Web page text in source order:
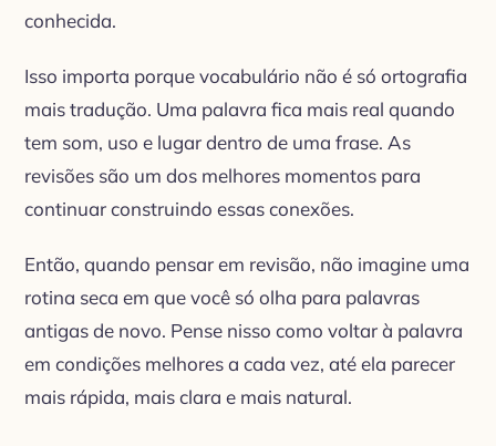
conhecida.
Isso importa porque vocabulário não é só ortografia
mais tradução. Uma palavra fica mais real quando
tem som, uso e lugar dentro de uma frase. As
revisões são um dos melhores momentos para
continuar construindo essas conexões.
Então, quando pensar em revisão, não imagine uma
rotina seca em que você só olha para palavras
antigas de novo. Pense nisso como voltar à palavra
em condições melhores a cada vez, até ela parecer
mais rápida, mais clara e mais natural.